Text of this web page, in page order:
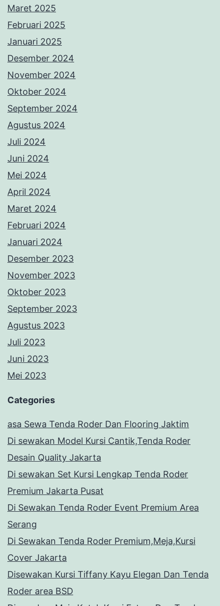
Maret 2025
Februari 2025
Januari 2025
Desember 2024
November 2024
Oktober 2024
September 2024
Agustus 2024
Juli 2024
Juni 2024
Mei 2024
April 2024
Maret 2024
Februari 2024
Januari 2024
Desember 2023
November 2023
Oktober 2023
September 2023
Agustus 2023
Juli 2023
Juni 2023
Mei 2023
Categories
asa Sewa Tenda Roder Dan Flooring Jaktim
Di sewakan Model Kursi Cantik,Tenda Roder
Desain Quality Jakarta
Di sewakan Set Kursi Lengkap Tenda Roder
Premium Jakarta Pusat
Di Sewakan Tenda Roder Event Premium Area
Serang
Di Sewakan Tenda Roder Premium,Meja,Kursi
Cover Jakarta
Disewakan Kursi Tiffany Kayu Elegan Dan Tenda
Roder area BSD